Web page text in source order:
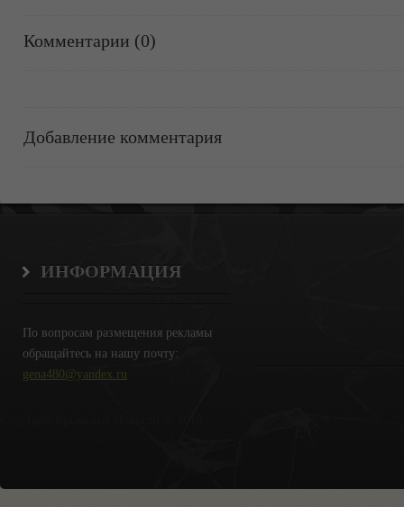
Комментарии (0)
Добавление комментария
ИНФОРМАЦИЯ
По вопросам размещения рекламы
обращайтесь на нашу почту:
gena480@yandex.ru